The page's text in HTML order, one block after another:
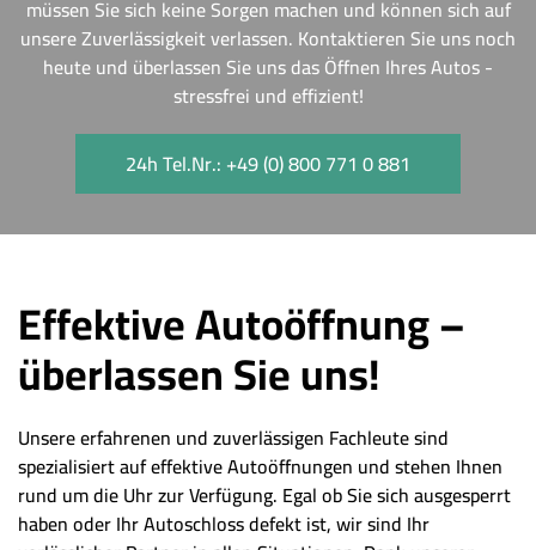
müssen Sie sich keine Sorgen machen und können sich auf
unsere Zuverlässigkeit verlassen. Kontaktieren Sie uns noch
heute und überlassen Sie uns das Öffnen Ihres Autos -
stressfrei und effizient!
24h Tel.Nr.: +49 (0) 800 771 0 881
Effektive Autoöffnung –
überlassen Sie uns!
Unsere erfahrenen und zuverlässigen Fachleute sind
spezialisiert auf effektive Autoöffnungen und stehen Ihnen
rund um die Uhr zur Verfügung. Egal ob Sie sich ausgesperrt
haben oder Ihr Autoschloss defekt ist, wir sind Ihr